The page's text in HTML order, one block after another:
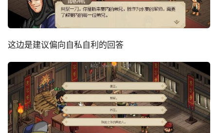
这边是建议偏向自私自利的回答